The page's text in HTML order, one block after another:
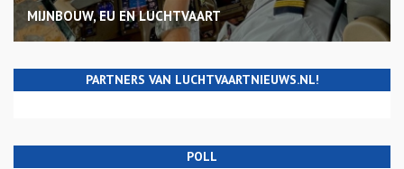
MIJNBOUW, EU EN LUCHTVAART
PARTNERS VAN LUCHTVAARTNIEUWS.NL!
POLL